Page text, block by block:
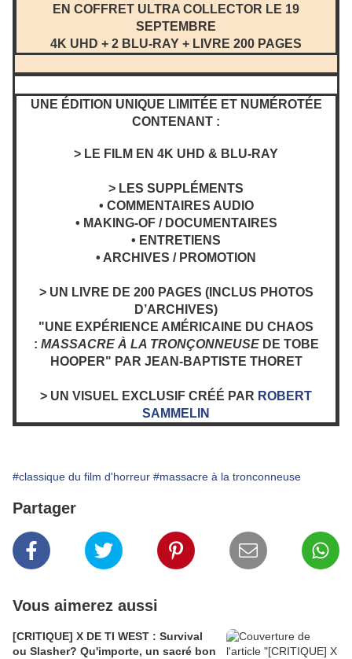
EN COFFRET ULTRA COLLECTOR LE 19
SEPTEMBRE
4K UHD + 2 BLU-RAY + LIVRE 200 PAGES
UNE ÉDITION UNIQUE LIMITÉE ET NUMÉROTÉE
CONTENANT :
> LE FILM EN 4K UHD & BLU-RAY
> LES SUPPLÉMENTS
• COMMENTAIRES AUDIO
• MAKING-OF / DOCUMENTAIRES
• ENTRETIENS
• ARCHIVES / PROMOTION
> UN LIVRE DE 200 PAGES (INCLUS PHOTOS
D’ARCHIVES)
"UNE EXPÉRIENCE AMÉRICAINE DU CHAOS
: MASSACRE À LA TRONÇONNEUSEDE TOBE
HOOPER" PAR JEAN-BAPTISTE THORET
> UN VISUEL EXCLUSIF CRÉÉ PAR ROBERT
SAMMELIN
#classique du film d'horreur #massacre à la tronconneuse
Partager
Vous aimerez aussi
[CRITIQUE] X DE TI WEST : Survival
ou Slasher? Qu'importe, un sacré bon